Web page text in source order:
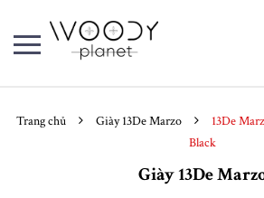
Trang chủ Giày 13De Marzo
13De
Black
Giày 13De